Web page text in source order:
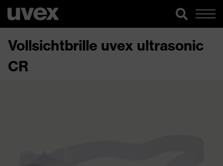
Vollsichtbrille uvex ultrasonic
CR